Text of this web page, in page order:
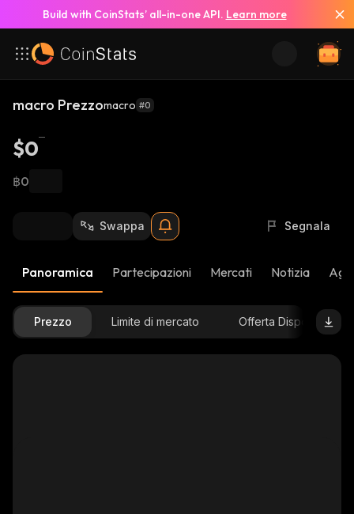
Build with CoinStats’ all-in-one API. Learn more
macro Prezzomacro #0
$0
฿0
Swappa Segnala
Panoramica Partecipazioni Mercati Notizia
Prezzo Limite di mercato Offerta Disponibile